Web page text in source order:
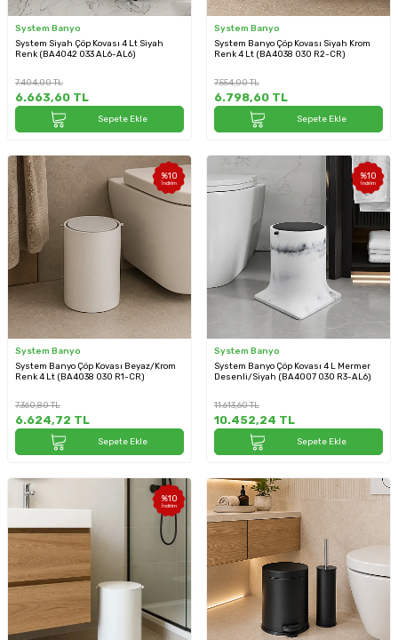
System Banyo
System Siyah Çöp Kovası 4 Lt Siyah
Renk (BA4042 033 AL6-AL6)
7.404,00TL
6.663,60 TL
Sepete Ekle
System Banyo
System Banyo Çöp Kovası Siyah Krom
Renk 4 Lt (BA4038 030 R2-CR)
7.554,00TL
6.798,60 TL
Sepete Ekle
%10
İndirim
System Banyo
System Banyo Çöp Kovası Beyaz/Krom
Renk 4 Lt (BA4038 030 R1-CR)
7.360,80TL
6.624,72 TL
Sepete Ekle
%10
İndirim
System Banyo
System Banyo Çöp Kovası 4 L Mermer
Desenli/Siyah (BA4007 030 R3-AL6)
11.613,60TL
10.452,24 TL
Sepete Ekle
%10
İndirim